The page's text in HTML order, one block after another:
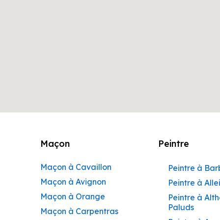
Maçon
Maçon à Cavaillon
Maçon à Avignon
Maçon à Orange
Maçon à Carpentras
Peintre
Peintre à
Peintre à
Peintre à
Paluds